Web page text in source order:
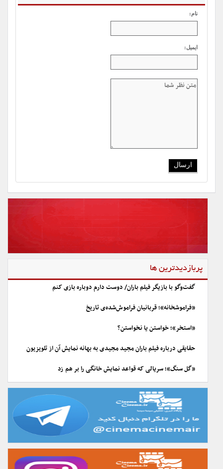
نام:
ایمیل:
پربازدیدترین ها
گفت‌وگو با بازیگر فیلم باران/ دوست دارم دوباره بازی کنم
«فراموشخانه»؛ قربانیان فراموش‌شده‌ی تاریخ
«استخر»؛ خواستن یا نخواستن؟
حقایقی درباره فیلم باران مجید مجیدی به بهانه نمایش آن از تلویزیون
«گل سنگ»؛ سریالی که قواعد نمایش خانگی را بر هم زد